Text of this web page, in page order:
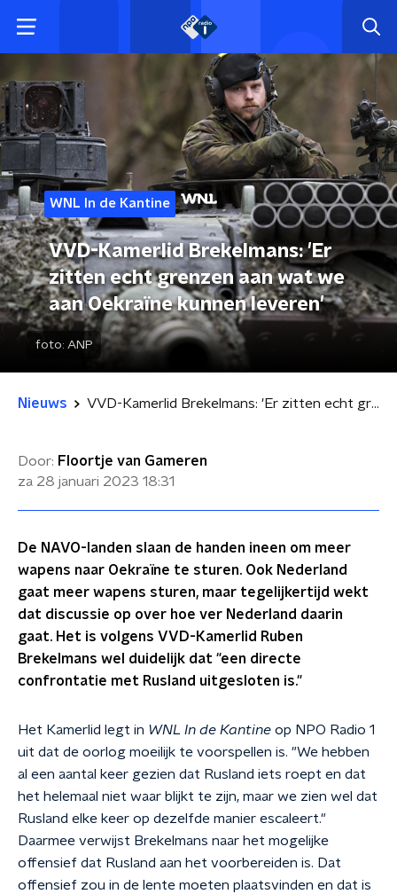
WNL In de Kantine
VVD-Kamerlid Brekelmans: 'Er
zitten echt grenzen aan wat we
aan Oekraïne kunnen leveren'
foto: ANP
Nieuws VVD-Kamerlid Brekelmans: 'Er zitten echt grenzen aan wat we aan Oekraïne kunnen leveren'
Door: Floortje van Gameren
za 28 januari 2023 18:31
De NAVO-landen slaan de handen ineen om meer
wapens naar Oekraïne te sturen. Ook Nederland
gaat meer wapens sturen, maar tegelijkertijd wekt
dat discussie op over hoe ver Nederland daarin
gaat. Het is volgens VVD-Kamerlid Ruben
Brekelmans wel duidelijk dat "een directe
confrontatie met Rusland uitgesloten is."
Het Kamerlid legt in WNL In de Kantine op NPO Radio 1
uit dat de oorlog moeilijk te voorspellen is. "We hebben
al een aantal keer gezien dat Rusland iets roept en dat
het helemaal niet waar blijkt te zijn, maar we zien wel dat
Rusland elke keer op dezelfde manier escaleert."
Daarmee verwijst Brekelmans naar het mogelijke
offensief dat Rusland aan het voorbereiden is. Dat
offensief zou in de lente moeten plaatsvinden en dat is